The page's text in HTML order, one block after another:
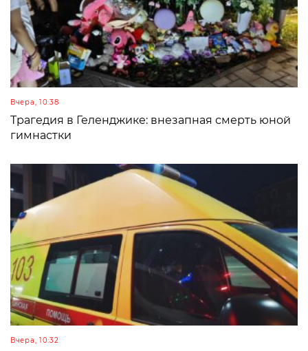
Вчера, 10:38
Трагедия в Геленджике: внезапная смерть юной
гимнастки
Вчера, 10:32